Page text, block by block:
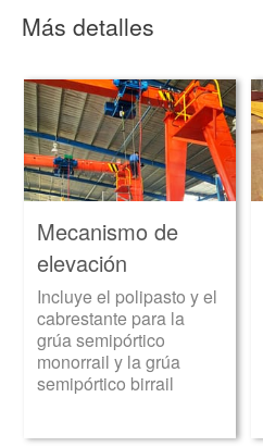
Más detalles
Mecanismo de
elevación
Incluye el polipasto y el
cabrestante para la
grúa semipórtico
monorrail y la grúa
semipórtico birrail